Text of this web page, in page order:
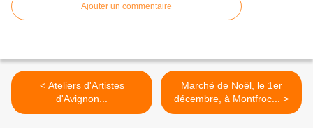
Ajouter un commentaire
< Ateliers d'Artistes
d'Avignon...
Marché de Noël, le 1er
décembre, à Montfroc... >